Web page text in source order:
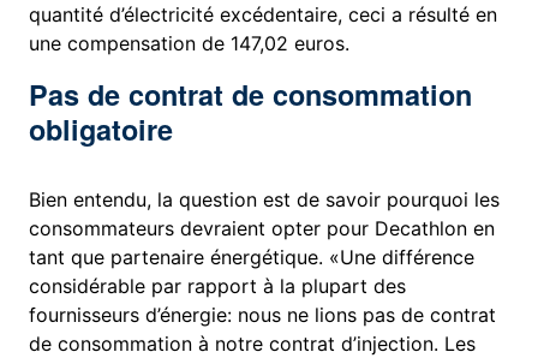
quantité d’électricité excédentaire, ceci a résulté en
une compensation de 147,02 euros.
Pas de contrat de consommation
obligatoire
Bien entendu, la question est de savoir pourquoi les
consommateurs devraient opter pour Decathlon en
tant que partenaire énergétique. «Une différence
considérable par rapport à la plupart des
fournisseurs d’énergie: nous ne lions pas de contrat
de consommation à notre contrat d’injection. Les